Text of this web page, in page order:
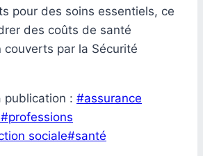
pour des soins essentiels, ce
des coûts de santé
par la Sécurité
publication : #assurance
#professions
sociale#santé